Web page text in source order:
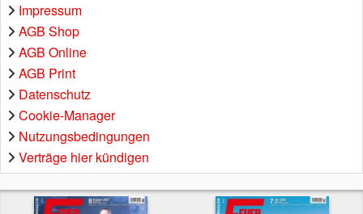
Impressum
AGB Shop
AGB Online
AGB Print
Datenschutz
Cookie-Manager
Nutzungsbedingungen
Verträge hier kündigen